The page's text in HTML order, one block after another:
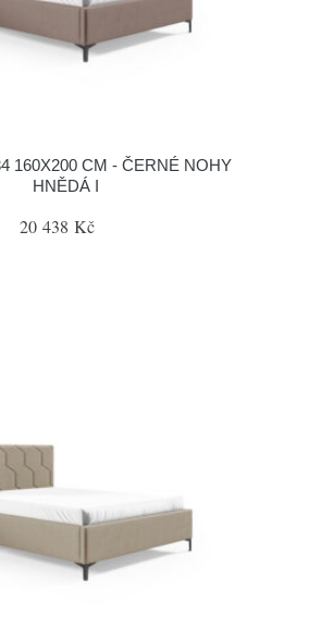
160X200 CM - ČERNÉ NOHY
HNĚDÁ I
20 438 Kč